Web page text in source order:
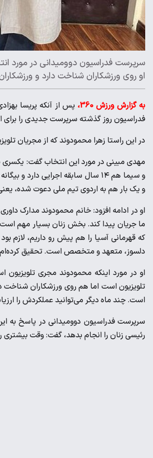
سرپرست فدراسیون دوومیدانی در مورد
او روی ورزشکاران شناخت دارد و
به گزارش ورزش 360،
پس از آنکه پریسا
فدراسیون روز گذشته سرپرست جدیدی را
در این راستا زهرا محمودوند که از مجریان
مهدی مبینی در مورد این انتخاب گفت:
و یک بار هم به اردوی تیم ملی دعوت شده،
او در ادامه افزود: خانم محمودوند مدارک
ما جریان پیدا کند. بخش زنان بسیار مهم است و
که قهرمانی آسیا را هم پیش رو داریم،
دلسوز، متعهد و متخصص است. تحقیق کرده‌ام
او در مورد اینکه محمودوند مجری
تلویزیون است اما هم روی ورزشکاران شناخت
است. چند ماه دیگر می‌توانید عملکردش را
سرپرست فدراسیون دوومیدانی در پاسخ به
رئیسی زنان را انجام بدهد، گفت: وقت